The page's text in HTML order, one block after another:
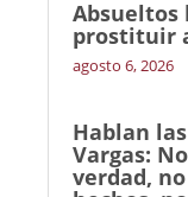
Absueltos
prostituir
agosto 6, 2026
Hablan
Vargas:
verdad,